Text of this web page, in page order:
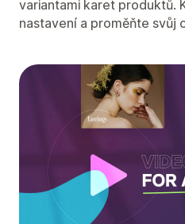
variantami karet produktů.
nastavení a proměňte svůj